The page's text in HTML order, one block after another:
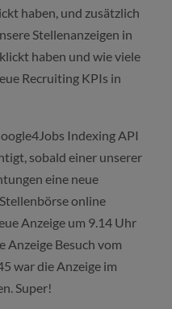
haben, und zusätzlich
Stellenanzeigen in
haben und wie viele
Recruiting KPIs in
Indexing API
sobald einer unserer
eine neue
online
Anzeige um 9.14 Uhr
Anzeige Besuch vom
war die Anzeige im
Super!